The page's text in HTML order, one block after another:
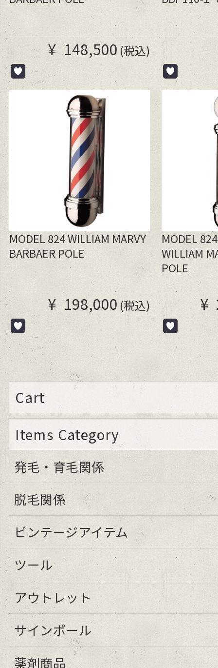
¥ 148,500 (税込)
MODEL 824 WILLIAM MARVY
BARBAER POLE
¥ 198,000 (税込)
MODEL
WILLIAM
POLE
¥
Cart
Items Category
発毛・育毛関係
脱毛関係
ビンテージアイテム
ツール
アウトレット
サインポール
薬剤商品